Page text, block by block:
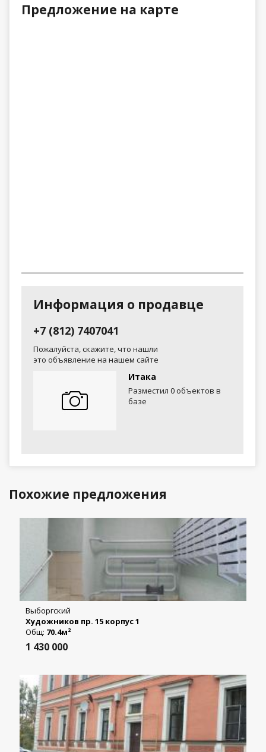
Предложение на карте
Информация о продавце
+7 (812) 7407041
Пожалуйста, скажите, что нашли
это объявление на нашем сайте
Итака
Разместил 0 объектов в
базе
Похожие предложения
Выборгский
Художников пр. 15 корпус 1
Общ: 70.4м2
1 430 000